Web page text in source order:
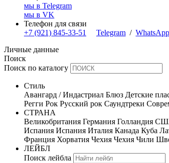
мы в Telegram
мы в VK
Телефон для связи
+7 (921) 845-33-51
Telegram / WhatsApp
Личные данные
Поиск
Поиск по каталогу
Стиль
Авангард / Индастриал Блюз Детские
Регги Рок Русский рок Саундтреки
СТРАНА
Великобритания Германия Голландия
Испания Испания Италия Канада Куба
Франция Хорватия Чехия Чехия Чили
ЛЕЙБЛ
Поиск лейбла